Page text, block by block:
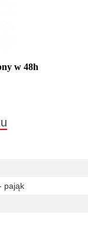
w 48h
pająk